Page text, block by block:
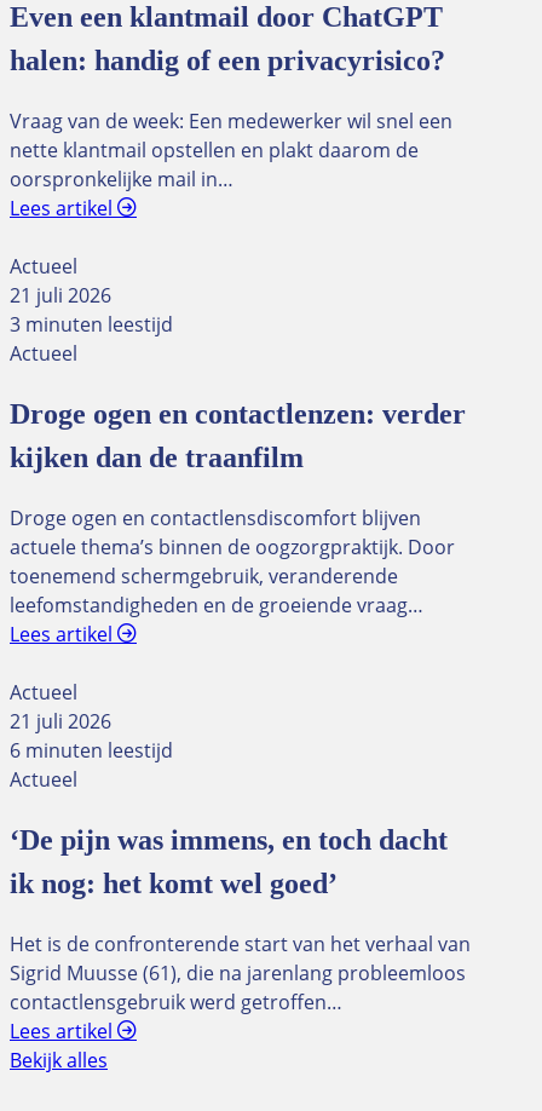
Even een klantmail door ChatGPT
halen: handig of een privacyrisico?
Vraag van de week: Een medewerker wil snel een
nette klantmail opstellen en plakt daarom de
oorspronkelijke mail in…
Lees artikel
Actueel
21 juli 2026
3 minuten leestijd
Actueel
Droge ogen en contactlenzen: verder
kijken dan de traanfilm
Droge ogen en contactlensdiscomfort blijven
actuele thema’s binnen de oogzorgpraktijk. Door
toenemend schermgebruik, veranderende
leefomstandigheden en de groeiende vraag…
Lees artikel
Actueel
21 juli 2026
6 minuten leestijd
Actueel
‘De pijn was immens, en toch dacht
ik nog: het komt wel goed’
Het is de confronterende start van het verhaal van
Sigrid Muusse (61), die na jarenlang probleemloos
contactlensgebruik werd getroffen…
Lees artikel
Bekijk alles